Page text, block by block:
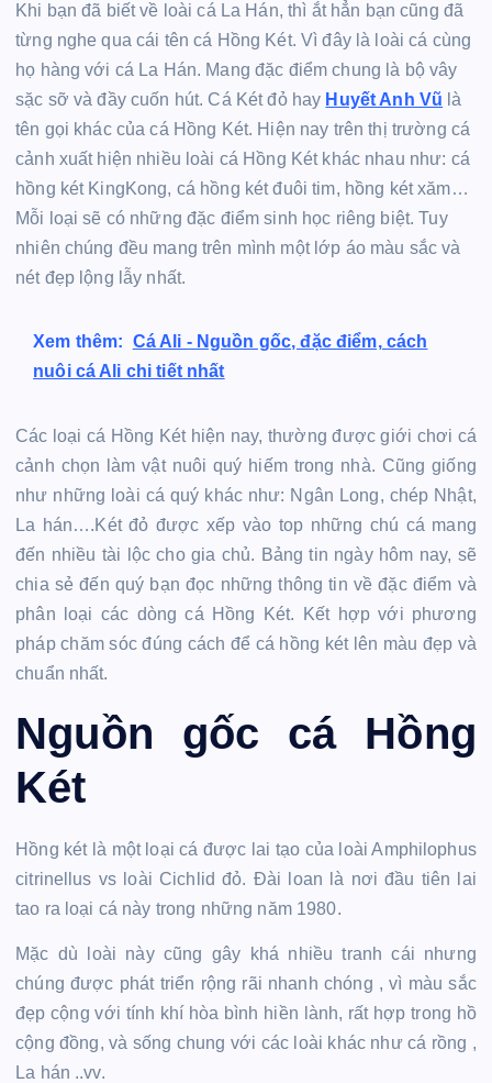
Khi bạn đã biết về loài cá La Hán, thì ắt hẳn bạn cũng đã
từng nghe qua cái tên cá Hồng Két. Vì đây là loài cá cùng
họ hàng với cá La Hán. Mang đặc điểm chung là bộ vây
sặc sỡ và đầy cuốn hút. Cá Két đỏ hay Huyết Anh Vũ là
tên gọi khác của cá Hồng Két. Hiện nay trên thị trường cá
cảnh xuất hiện nhiều loài cá Hồng Két khác nhau như: cá
hồng két KingKong, cá hồng két đuôi tim, hồng két xăm…
Mỗi loại sẽ có những đặc điểm sinh học riêng biệt. Tuy
nhiên chúng đều mang trên mình một lớp áo màu sắc và
nét đẹp lộng lẫy nhất.
Xem thêm: Cá Ali - Nguồn gốc, đặc điểm, cách
nuôi cá Ali chi tiết nhất
Các loại cá Hồng Két hiện nay, thường được giới chơi cá
cảnh chọn làm vật nuôi quý hiếm trong nhà. Cũng giống
như những loài cá quý khác như: Ngân Long, chép Nhật,
La hán….Két đỏ được xếp vào top những chú cá mang
đến nhiều tài lộc cho gia chủ. Bảng tin ngày hôm nay, sẽ
chia sẻ đến quý bạn đọc những thông tin về đặc điểm và
phân loại các dòng cá Hồng Két. Kết hợp với phương
pháp chăm sóc đúng cách để cá hồng két lên màu đẹp và
chuẩn nhất.
Nguồn gốc cá Hồng
Két
Hồng két là một loại cá được lai tạo của loài Amphilophus
citrinellus vs loài Cichlid đỏ. Đài loan là nơi đầu tiên lai
tao ra loại cá này trong những năm 1980.
Mặc dù loài này cũng gây khá nhiều tranh cái nhưng
chúng được phát triển rộng rãi nhanh chóng , vì màu sắc
đẹp cộng với tính khí hòa bình hiền lành, rất hợp trong hồ
cộng đồng, và sống chung với các loài khác như cá rồng ,
La hán ..vv.